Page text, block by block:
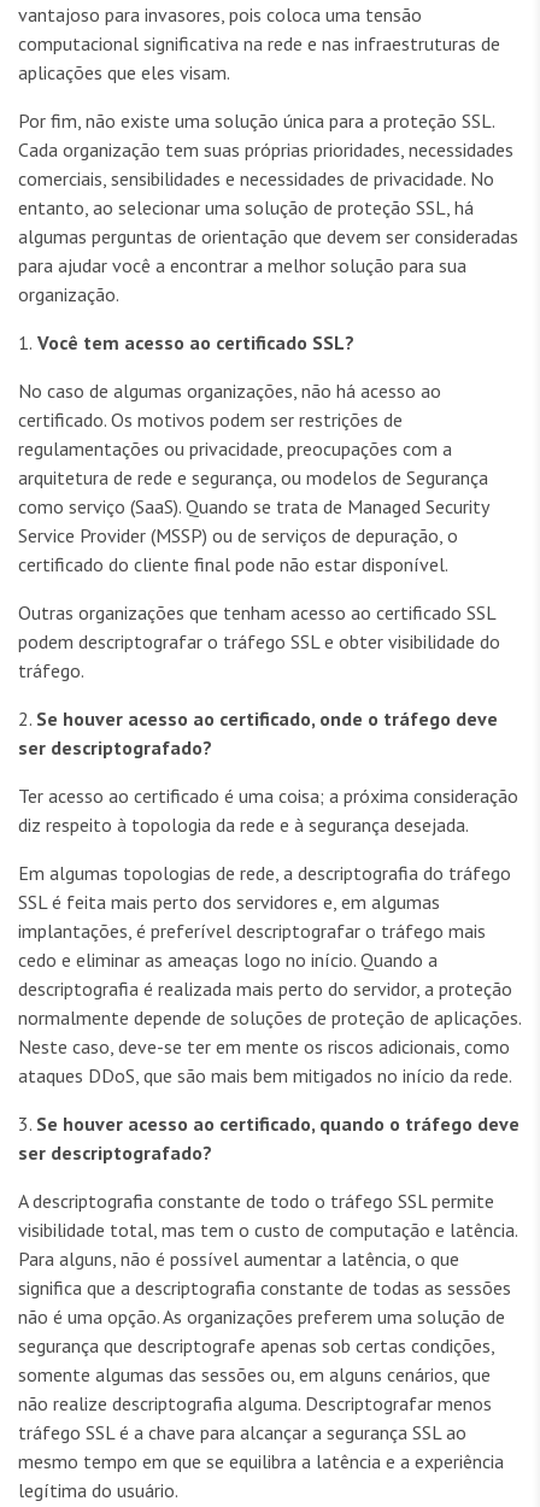
vantajoso para invasores, pois coloca uma tensão
computacional significativa na rede e nas infraestruturas de
aplicações que eles visam.
Por fim, não existe uma solução única para a proteção SSL.
Cada organização tem suas próprias prioridades, necessidades
comerciais, sensibilidades e necessidades de privacidade. No
entanto, ao selecionar uma solução de proteção SSL, há
algumas perguntas de orientação que devem ser consideradas
para ajudar você a encontrar a melhor solução para sua
organização.
1. Você tem acesso ao certificado SSL?
No caso de algumas organizações, não há acesso ao
certificado. Os motivos podem ser restrições de
regulamentações ou privacidade, preocupações com a
arquitetura de rede e segurança, ou modelos de Segurança
como serviço (SaaS). Quando se trata de Managed Security
Service Provider (MSSP) ou de serviços de depuração, o
certificado do cliente final pode não estar disponível.
Outras organizações que tenham acesso ao certificado SSL
podem descriptografar o tráfego SSL e obter visibilidade do
tráfego.
2. Se houver acesso ao certificado, onde o tráfego deve
ser descriptografado?
Ter acesso ao certificado é uma coisa; a próxima consideração
diz respeito à topologia da rede e à segurança desejada.
Em algumas topologias de rede, a descriptografia do tráfego
SSL é feita mais perto dos servidores e, em algumas
implantações, é preferível descriptografar o tráfego mais
cedo e eliminar as ameaças logo no início. Quando a
descriptografia é realizada mais perto do servidor, a proteção
normalmente depende de soluções de proteção de aplicações.
Neste caso, deve-se ter em mente os riscos adicionais, como
ataques DDoS, que são mais bem mitigados no início da rede.
3. Se houver acesso ao certificado, quando o tráfego deve
ser descriptografado?
A descriptografia constante de todo o tráfego SSL permite
visibilidade total, mas tem o custo de computação e latência.
Para alguns, não é possível aumentar a latência, o que
significa que a descriptografia constante de todas as sessões
não é uma opção. As organizações preferem uma solução de
segurança que descriptografe apenas sob certas condições,
somente algumas das sessões ou, em alguns cenários, que
não realize descriptografia alguma. Descriptografar menos
tráfego SSL é a chave para alcançar a segurança SSL ao
mesmo tempo em que se equilibra a latência e a experiência
legítima do usuário.